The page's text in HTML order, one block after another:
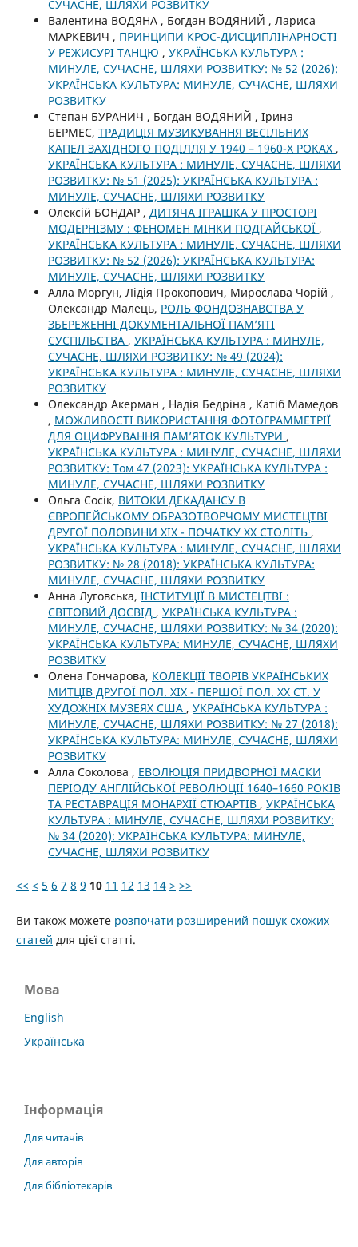
СУЧАСНЕ, ШЛЯХИ РОЗВИТКУ
Валентина ВОДЯНА , Богдан ВОДЯНИЙ , Лариса
МАРКЕВИЧ , ПРИНЦИПИ КРОС-ДИСЦИПЛІНАРНОСТІ
У РЕЖИСУРІ ТАНЦЮ , УКРАЇНСЬКА КУЛЬТУРА :
МИНУЛЕ, СУЧАСНЕ, ШЛЯХИ РОЗВИТКУ: № 52 (2026):
УКРАЇНСЬКА КУЛЬТУРА: МИНУЛЕ, СУЧАСНЕ, ШЛЯХИ
РОЗВИТКУ
Степан БУРАНИЧ , Богдан ВОДЯНИЙ , Ірина
БЕРМЕС, ТРАДИЦІЯ МУЗИКУВАННЯ ВЕСІЛЬНИХ
КАПЕЛ ЗАХІДНОГО ПОДІЛЛЯ У 1940 – 1960-Х РОКАХ ,
УКРАЇНСЬКА КУЛЬТУРА : МИНУЛЕ, СУЧАСНЕ, ШЛЯХИ
РОЗВИТКУ: № 51 (2025): УКРАЇНСЬКА КУЛЬТУРА :
МИНУЛЕ, СУЧАСНЕ, ШЛЯХИ РОЗВИТКУ
Олексій БОНДАР , ДИТЯЧА ІГРАШКА У ПРОСТОРІ
МОДЕРНІЗМУ : ФЕНОМЕН МІНКИ ПОДГАЙСЬКОЇ ,
УКРАЇНСЬКА КУЛЬТУРА : МИНУЛЕ, СУЧАСНЕ, ШЛЯХИ
РОЗВИТКУ: № 52 (2026): УКРАЇНСЬКА КУЛЬТУРА:
МИНУЛЕ, СУЧАСНЕ, ШЛЯХИ РОЗВИТКУ
Алла Моргун, Лідія Прокопович, Мирослава Чорій ,
Олександр Малець, РОЛЬ ФОНДОЗНАВСТВА У
ЗБЕРЕЖЕННІ ДОКУМЕНТАЛЬНОЇ ПАМ’ЯТІ
СУСПІЛЬСТВА , УКРАЇНСЬКА КУЛЬТУРА : МИНУЛЕ,
СУЧАСНЕ, ШЛЯХИ РОЗВИТКУ: № 49 (2024):
УКРАЇНСЬКА КУЛЬТУРА : МИНУЛЕ, СУЧАСНЕ, ШЛЯХИ
РОЗВИТКУ
Олександр Акерман , Надія Бедріна , Катіб Мамедов
, МОЖЛИВОСТІ ВИКОРИСТАННЯ ФОТОГРАММЕТРІЇ
ДЛЯ ОЦИФРУВАННЯ ПАМ’ЯТОК КУЛЬТУРИ ,
УКРАЇНСЬКА КУЛЬТУРА : МИНУЛЕ, СУЧАСНЕ, ШЛЯХИ
РОЗВИТКУ: Том 47 (2023): УКРАЇНСЬКА КУЛЬТУРА :
МИНУЛЕ, СУЧАСНЕ, ШЛЯХИ РОЗВИТКУ
Ольга Сосік, ВИТОКИ ДЕКАДАНСУ В
ЄВРОПЕЙСЬКОМУ ОБРАЗОТВОРЧОМУ МИСТЕЦТВІ
ДРУГОЇ ПОЛОВИНИ ХІХ - ПОЧАТКУ ХХ СТОЛІТЬ ,
УКРАЇНСЬКА КУЛЬТУРА : МИНУЛЕ, СУЧАСНЕ, ШЛЯХИ
РОЗВИТКУ: № 28 (2018): УКРАЇНСЬКА КУЛЬТУРА:
МИНУЛЕ, СУЧАСНЕ, ШЛЯХИ РОЗВИТКУ
Анна Луговська, ІНСТИТУЦІЇ В МИСТЕЦТВІ :
СВІТОВИЙ ДОСВІД , УКРАЇНСЬКА КУЛЬТУРА :
МИНУЛЕ, СУЧАСНЕ, ШЛЯХИ РОЗВИТКУ: № 34 (2020):
УКРАЇНСЬКА КУЛЬТУРА: МИНУЛЕ, СУЧАСНЕ, ШЛЯХИ
РОЗВИТКУ
Олена Гончарова, КОЛЕКЦІЇ ТВОРІВ УКРАЇНСЬКИХ
МИТЦІВ ДРУГОЇ ПОЛ. ХІХ - ПЕРШОЇ ПОЛ. ХХ СТ. У
ХУДОЖНІХ МУЗЕЯХ США , УКРАЇНСЬКА КУЛЬТУРА :
МИНУЛЕ, СУЧАСНЕ, ШЛЯХИ РОЗВИТКУ: № 27 (2018):
УКРАЇНСЬКА КУЛЬТУРА: МИНУЛЕ, СУЧАСНЕ, ШЛЯХИ
РОЗВИТКУ
Алла Соколова , ЕВОЛЮЦІЯ ПРИДВОРНОЇ МАСКИ
ПЕРІОДУ АНГЛІЙСЬКОЇ РЕВОЛЮЦІЇ 1640–1660 РОКІВ
ТА РЕСТАВРАЦІЯ МОНАРХІЇ СТЮАРТІВ , УКРАЇНСЬКА
КУЛЬТУРА : МИНУЛЕ, СУЧАСНЕ, ШЛЯХИ РОЗВИТКУ:
№ 34 (2020): УКРАЇНСЬКА КУЛЬТУРА: МИНУЛЕ,
СУЧАСНЕ, ШЛЯХИ РОЗВИТКУ
<< < 5 6 7 8 9 10 11 12 13 14 > >>
Ви також можете розпочати розширений пошук схожих
статей для цієї статті.
Мова
English
Українська
Інформація
Для читачів
Для авторів
Для бібліотекарів